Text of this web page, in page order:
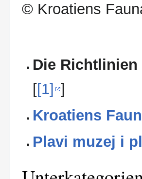
© Kroatiens
Die
[[1] ]
Kroatiens
Plavi muzej i